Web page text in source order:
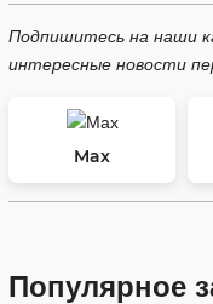
Подпишитесь на наши
интересные новости
Max
Популярное